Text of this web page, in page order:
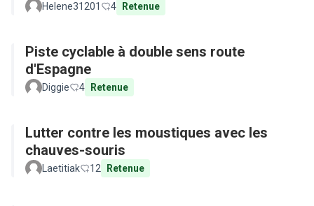
Helene31201 4 Retenue
Piste cyclable à double sens route
d'Espagne
Diggie 4 Retenue
Lutter contre les moustiques avec les
chauves-souris
Laetitiak 12 Retenue